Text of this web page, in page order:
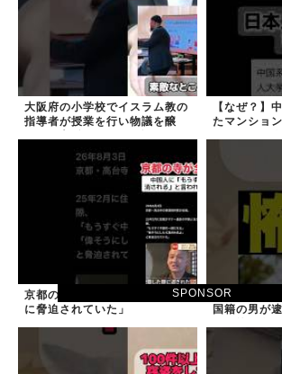
SPONSOR
大阪府の小学校でイスラム教の
指導者が授業を行い物議を醸
【なぜ？】
たマンショ
京都の寺がまた燃える「中国人
に脅迫されていた」
神社に住み
国籍の男が